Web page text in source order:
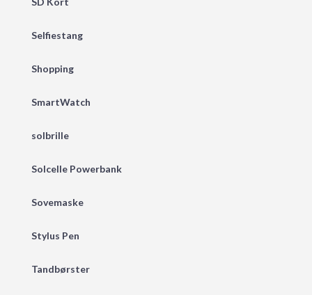
Selfiestang
Shopping
SmartWatch
solbrille
Solcelle Powerbank
Sovemaske
Stylus Pen
Tandbørster